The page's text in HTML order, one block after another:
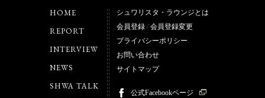
HOME
REPORT
INTERVIEW
NEWS
SHWA TALK
シュワリスタ・ラウンジとは
会員登録 / 会員登録変更
プライバシーポリシー
お問い合わせ
サイトマップ
公式Facebookページ